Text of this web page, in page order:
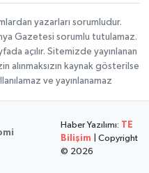
yazarları sorumludur.
Gazetesi sorumlu tutulamaz.
açılır. Sitemizde yayınlanan
alınmaksızın kaynak gösterilse
ve yayınlanamaz
Haber Yazılımı:
TE
Bilişim | Copyright
© 2026